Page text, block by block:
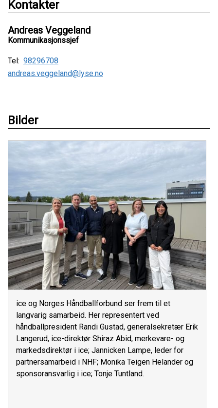
Kontakter
Andreas Veggeland
Kommunikasjonssjef
Tel: 98296708
andreas.veggeland@lyse.no
Bilder
ice og Norges Håndballforbund ser frem til et
langvarig samarbeid. Her representert ved
håndballpresident Randi Gustad, generalsekretær Erik
Langerud, ice-direktør Shiraz Abid, merkevare- og
markedsdirektør i ice; Jannicken Lampe, leder for
partnersamarbeid i NHF; Monika Teigen Helander og
sponsoransvarlig i ice; Tonje Tuntland.